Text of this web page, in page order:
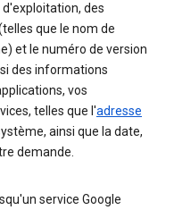
des
que le nom de
et le numéro de version
des informations
vos
telles que l'adresse
ainsi que la date,
demande.
service Google